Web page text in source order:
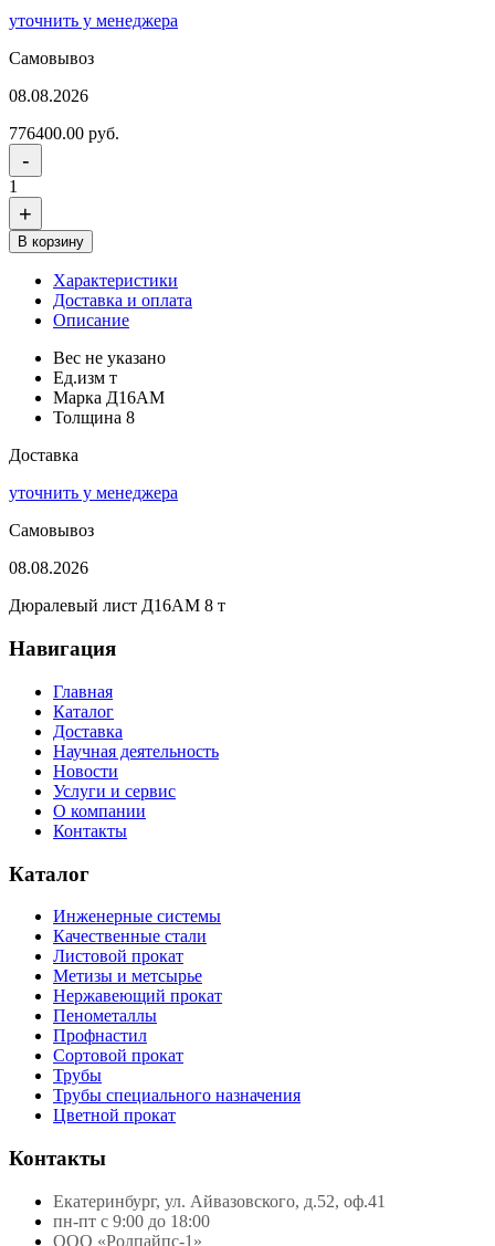
уточнить у менеджера
Самовывоз
08.08.2026
776400.00 руб.
-
1
+
В корзину
Характеристики
Доставка и оплата
Описание
Вес не указано
Ед.изм т
Марка Д16АМ
Толщина 8
Доставка
уточнить у менеджера
Самовывоз
08.08.2026
Дюралевый лист Д16АМ 8 т
Навигация
Главная
Каталог
Доставка
Научная деятельность
Новости
Услуги и сервис
О компании
Контакты
Каталог
Инженерные системы
Качественные стали
Листовой прокат
Метизы и метсырье
Нержавеющий прокат
Пенометаллы
Профнастил
Сортовой прокат
Трубы
Трубы специального назначения
Цветной прокат
Контакты
Екатеринбург, ул. Айвазовского, д.52, оф.41
пн-пт с 9:00 до 18:00
ООО «Ролпайпс-1»